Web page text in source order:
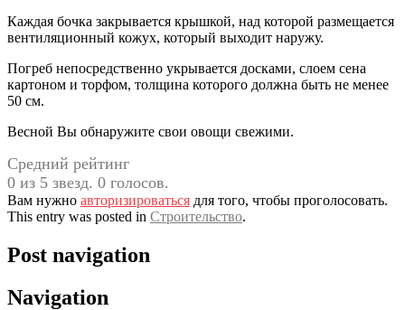
Каждая бочка закрывается крышкой, над которой размещается
вентиляционный кожух, который выходит наружу.
Погреб непосредственно укрывается досками, слоем сена
картоном и торфом, толщина которого должна быть не менее
50 см.
Весной Вы обнаружите свои овощи свежими.
Средний рейтинг
0 из 5 звезд. 0 голосов.
Вам нужно авторизироваться для того, чтобы проголосовать.
This entry was posted in Строительство.
Post navigation
Navigation